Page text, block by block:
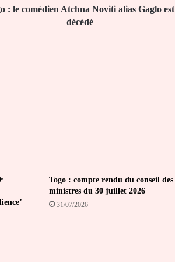
: le comédien Atchna Noviti alias Gaglo est
décédé
Togo : compte rendu du conseil des
ministres du 30 juillet 2026
31/07/2026